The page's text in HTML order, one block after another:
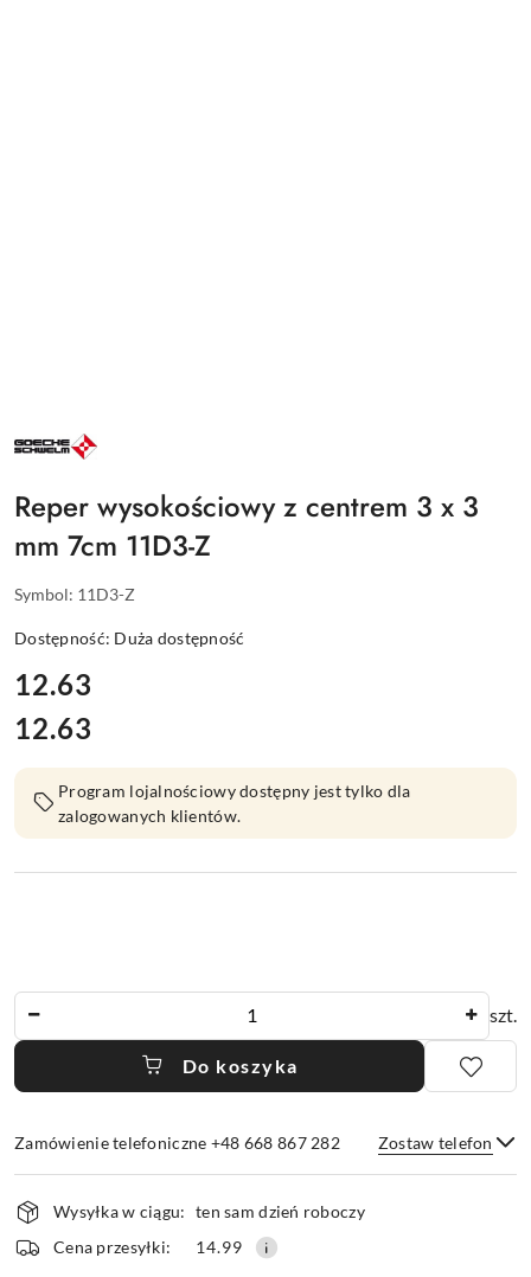
NAZWA
PRODUCENTA:
Reper wysokościowy z centrem 3 x 3
mm 7cm 11D3-Z
Symbol: 11D3-Z
Dostępność: Duża dostępność
cena:
12.63
Cena:
12.63
Program lojalnościowy dostępny jest tylko dla
zalogowanych klientów.
szt.
Do koszyka
Zamówienie telefoniczne +48 668 867 282 Zostaw telefon
Wyślij
Dostępność
i
dostawa
Wysyłka w ciągu: ten sam dzień roboczy
Cena przesyłki:
14.99